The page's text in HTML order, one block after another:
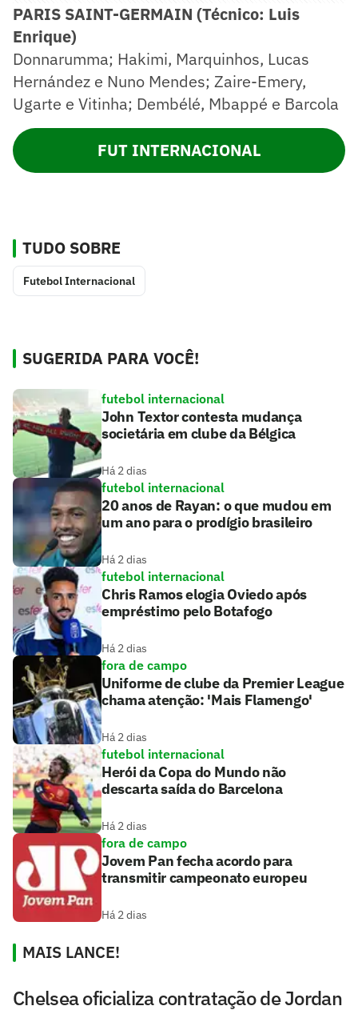
PARIS SAINT-GERMAIN (Técnico: Luis
Enrique)
Donnarumma; Hakimi, Marquinhos, Lucas
Hernández e Nuno Mendes; Zaire-Emery,
Ugarte e Vitinha; Dembélé, Mbappé e Barcola
FUT INTERNACIONAL
TUDO SOBRE
Futebol Internacional
SUGERIDA PARA VOCÊ!
futebol internacional
John Textor contesta mudança
societária em clube da Bélgica
Há 2 dias
futebol internacional
20 anos de Rayan: o que mudou em
um ano para o prodígio brasileiro
Há 2 dias
futebol internacional
Chris Ramos elogia Oviedo após
empréstimo pelo Botafogo
Há 2 dias
fora de campo
Uniforme de clube da Premier League
chama atenção: 'Mais Flamengo'
Há 2 dias
futebol internacional
Herói da Copa do Mundo não
descarta saída do Barcelona
Há 2 dias
fora de campo
Jovem Pan fecha acordo para
transmitir campeonato europeu
Há 2 dias
MAIS LANCE!
Chelsea oficializa contratação de Jordan